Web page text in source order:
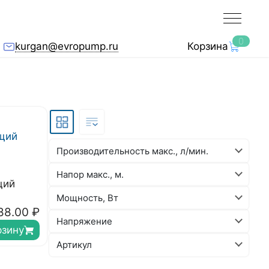
kurgan@evropump.ru Корзина 0
₽
Производительность макс., л/мин.
Напор макс., м.
Мощность, Вт
Напряжение
Артикул